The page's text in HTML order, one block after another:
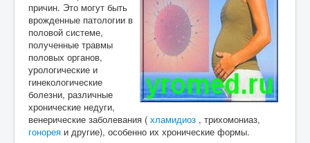
причин. Это могут быть
врожденные патологии в
половой системе,
полученные травмы
половых органов,
урологические и
гинекологические
болезни, различные
хронические недуги,
венерические заболевания ( хламидиоз , трихомониаз,
гонорея и другие), особенно их хронические формы.